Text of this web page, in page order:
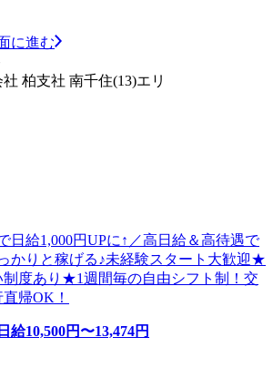
に進む
柏支社 南千住(13)エリ
日給1,000円UPに↑／高日給＆高待遇で
かりと稼げる♪未経験スタート大歓迎★
度あり★1週間毎の自由シフト制！交
帰OK！
日給10,500円〜13,474円